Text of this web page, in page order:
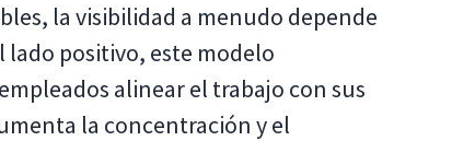
la visibilidad a menudo depende
lado positivo, este modelo
alinear el trabajo con sus
la concentración y el